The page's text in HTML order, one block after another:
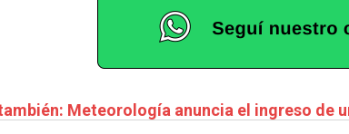
Meteorología anuncia el ingreso de